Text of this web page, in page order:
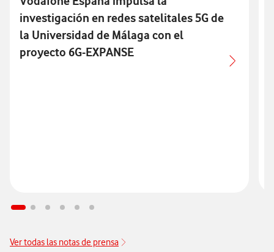
investigación en redes satelitales 5G de
la Universidad de Málaga con el
proyecto 6G-EXPANSE
Ver todas las notas de prensa